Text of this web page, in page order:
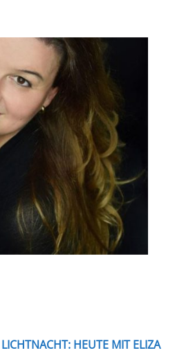
HEUTE MIT ELIZA